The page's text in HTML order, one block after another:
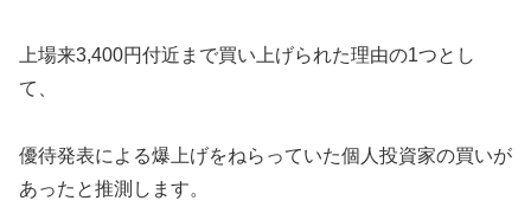
上場来3,400円付近まで買い上げられた理由の1つとし
て、
優待発表による爆上げをねらっていた個人投資家の買いが
あったと推測します。